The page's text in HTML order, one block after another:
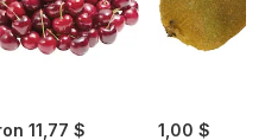
11,77 $
1,00 $